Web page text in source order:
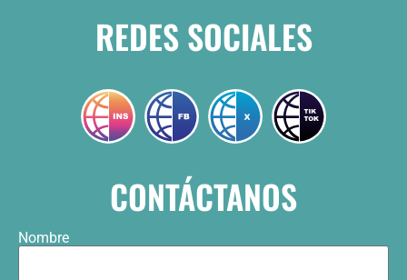
REDES SOCIALES
CONTÁCTANOS
Nombre